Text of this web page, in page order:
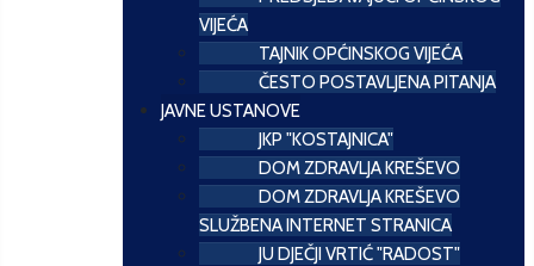
VIJEĆA
TAJNIK OPĆINSKOG VIJEĆA
ČESTO POSTAVLJENA PITANJA
JAVNE USTANOVE
JKP "KOSTAJNICA"
DOM ZDRAVLJA KREŠEVO
DOM ZDRAVLJA KREŠEVO
SLUŽBENA INTERNET STRANICA
JU DJEČJI VRTIĆ "RADOST"